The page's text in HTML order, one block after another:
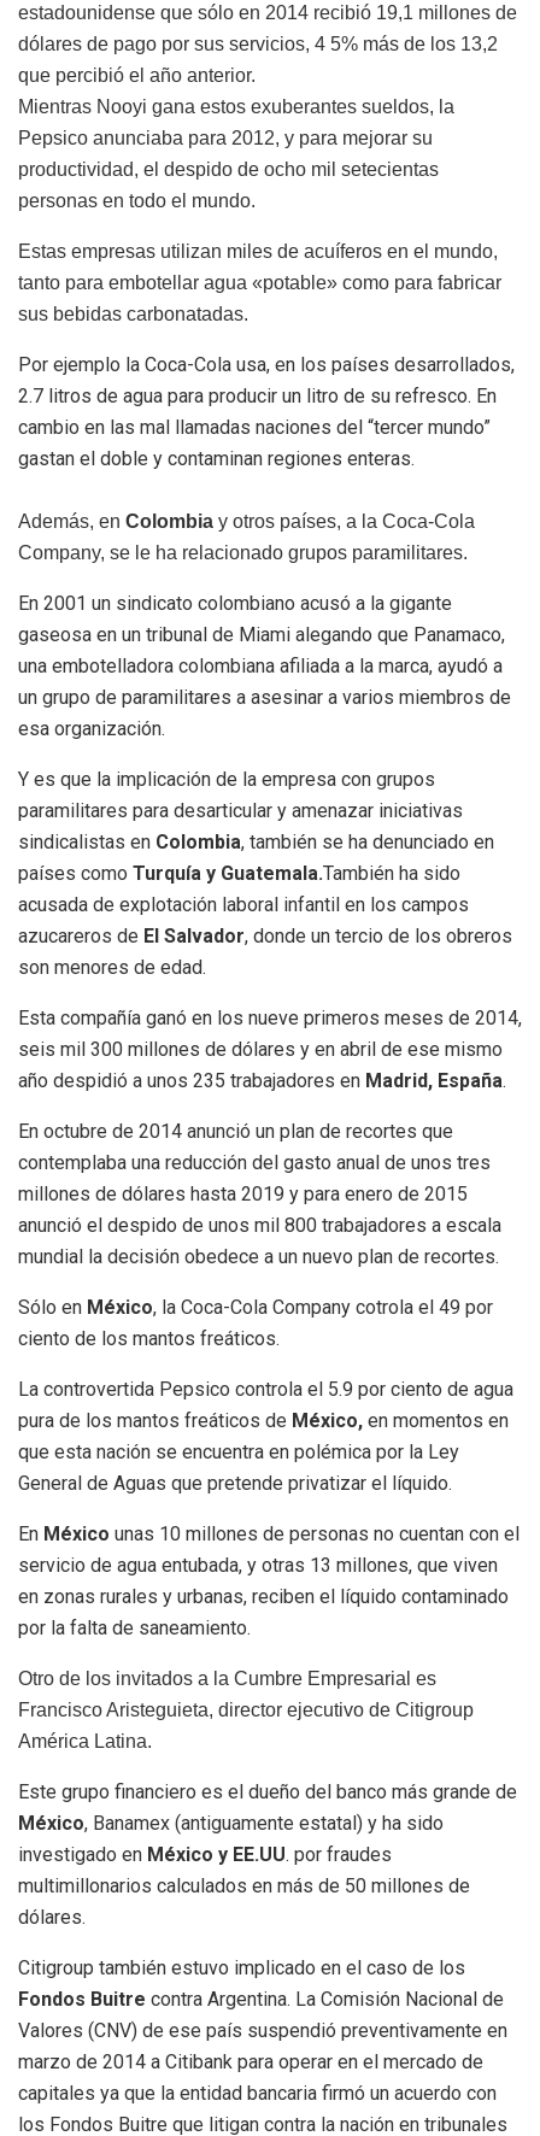
estadounidense que sólo en 2014 recibió 19,1 millones de
dólares de pago por sus servicios, 4 5% más de los 13,2
que percibió el año anterior.
Mientras Nooyi gana estos exuberantes sueldos, la
Pepsico anunciaba para 2012, y para mejorar su
productividad, el despido de ocho mil setecientas
personas en todo el mundo.
Estas empresas utilizan miles de acuíferos en el mundo,
tanto para embotellar agua «potable» como para fabricar
sus bebidas carbonatadas.
Por ejemplo la Coca-Cola usa, en los países desarrollados,
2.7 litros de agua para producir un litro de su refresco. En
cambio en las mal llamadas naciones del “tercer mundo”
gastan el doble y contaminan regiones enteras.
Además, en Colombia y otros países, a la Coca-Cola
Company, se le ha relacionado grupos paramilitares.
En 2001 un sindicato colombiano acusó a la gigante
gaseosa en un tribunal de Miami alegando que Panamaco,
una embotelladora colombiana afiliada a la marca, ayudó a
un grupo de paramilitares a asesinar a varios miembros de
esa organización.
Y es que la implicación de la empresa con grupos
paramilitares para desarticular y amenazar iniciativas
sindicalistas en Colombia, también se ha denunciado en
países como Turquía y Guatemala.También ha sido
acusada de explotación laboral infantil en los campos
azucareros de El Salvador, donde un tercio de los obreros
son menores de edad.
Esta compañía ganó en los nueve primeros meses de 2014,
seis mil 300 millones de dólares y en abril de ese mismo
año despidió a unos 235 trabajadores en Madrid, España.
En octubre de 2014 anunció un plan de recortes que
contemplaba una reducción del gasto anual de unos tres
millones de dólares hasta 2019 y para enero de 2015
anunció el despido de unos mil 800 trabajadores a escala
mundial la decisión obedece a un nuevo plan de recortes.
Sólo en México, la Coca-Cola Company cotrola el 49 por
ciento de los mantos freáticos.
La controvertida Pepsico controla el 5.9 por ciento de agua
pura de los mantos freáticos de México, en momentos en
que esta nación se encuentra en polémica por la Ley
General de Aguas que pretende privatizar el líquido.
En México unas 10 millones de personas no cuentan con el
servicio de agua entubada, y otras 13 millones, que viven
en zonas rurales y urbanas, reciben el líquido contaminado
por la falta de saneamiento.
Otro de los invitados a la Cumbre Empresarial es
Francisco Aristeguieta, director ejecutivo de Citigroup
América Latina.
Este grupo financiero es el dueño del banco más grande de
México, Banamex (antiguamente estatal) y ha sido
investigado en México y EE.UU. por fraudes
multimillonarios calculados en más de 50 millones de
dólares.
Citigroup también estuvo implicado en el caso de los
Fondos Buitre contra Argentina. La Comisión Nacional de
Valores (CNV) de ese país suspendió preventivamente en
marzo de 2014 a Citibank para operar en el mercado de
capitales ya que la entidad bancaria firmó un acuerdo con
los Fondos Buitre que litigan contra la nación en tribunales